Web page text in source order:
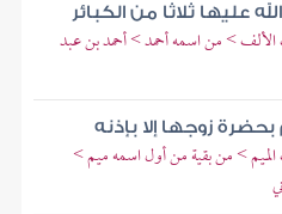
عليها ثلاثا من الكبائر
> من اسمه أحمد > أحمد بن عبد
زوجها إلا بإذنه
> من بقية من أول اسمه ميم >